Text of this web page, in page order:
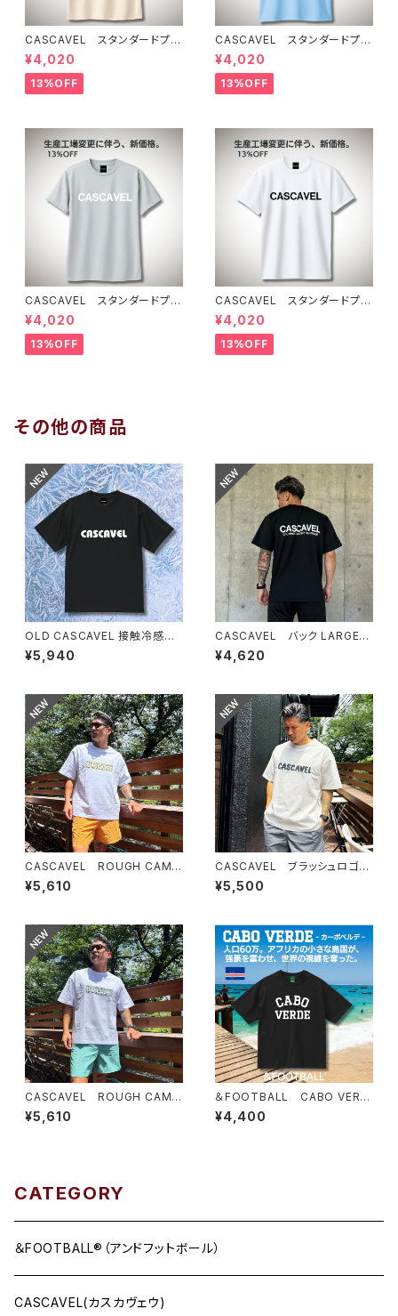
CASCAVEL スタンダードプラ
クティスシャツ ライトベージュ
¥4,020
13%OFF
CASCAVEL スタンダードプラ
クティスシャツ ライトブルー
¥4,020
13%OFF
CASCAVEL スタンダードプラ
クティスシャツ シルバーグレー
¥4,020
13%OFF
CASCAVEL スタンダードプラ
クティスシャツ ホワイト
¥4,020
13%OFF
その他の商品
OLD CASCAVEL 接触冷感TE
E ブラック
¥5,940
CASCAVEL バック LARGEロ
ゴ プラシャツ ブラック
¥4,620
CASCAVEL ROUGH CAMO
BOX TEE ホワイトカモ２
¥5,610
CASCAVEL ブラッシュロゴボ
ックスTEE グレージュ
¥5,500
CASCAVEL ROUGH CAMO
BOX TEE ホワイトカモ１
¥5,610
＆FOOTBALL CABO VERD
E BOX TEE ブラックホワイト
¥4,400
CATEGORY
＆FOOTBALL®（アンドフットボール）
CASCAVEL(カスカヴェウ)